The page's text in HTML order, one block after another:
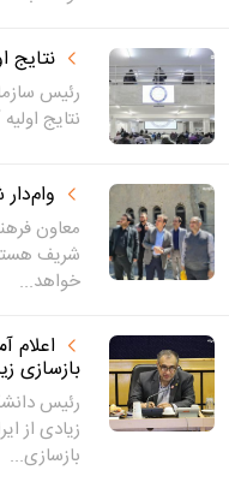
نتایج
رئیس
نتایج
معاون
شریف
خواهد...
اعلام
بازسازی
رئیس
زیادی از
بازسازی...